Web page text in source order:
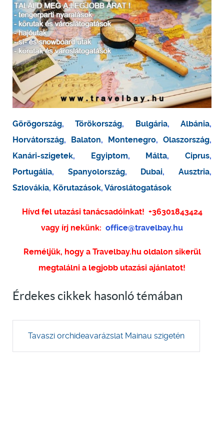
Görögország,Törökország, Bulgária,Albánia,
Horvátország, Balaton, Montenegro, Olaszország,
Kanári-szigetek, Egyiptom, Málta,Ciprus,
Portugália, Spanyolország, Dubai,Ausztria,
Szlovákia, Körutazások, Városlátogatások
Hívd fel utazási tanácsadóinkat! +36301843424
vagy írj nekünk: office@travelbay.hu
Reméljük, hogy a Travelbay.hu oldalon sikerül
megtalálni a legjobb utazási ajánlatot!
Érdekes cikkek hasonló témában
Tavaszi orchideavarázslat Mainau szigetén